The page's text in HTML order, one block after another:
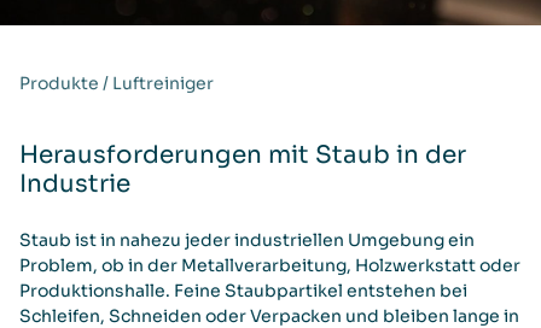
Produkte / Luftreiniger
Herausforderungen mit Staub in der
Industrie
Staub ist in nahezu jeder industriellen Umgebung ein
Problem, ob in der Metallverarbeitung, Holzwerkstatt oder
Produktionshalle. Feine Staubpartikel entstehen bei
Schleifen, Schneiden oder Verpacken und bleiben lange in